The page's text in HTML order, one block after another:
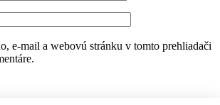
e-mail a webovú stránku v tomto prehliadači